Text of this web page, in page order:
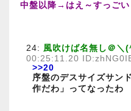
中盤以降→はえ～すっごい
24: 風吹けば名無し＠＼
00:25:11.20
>>20
序盤のデスサイズサン
作だわ」ってなったわ